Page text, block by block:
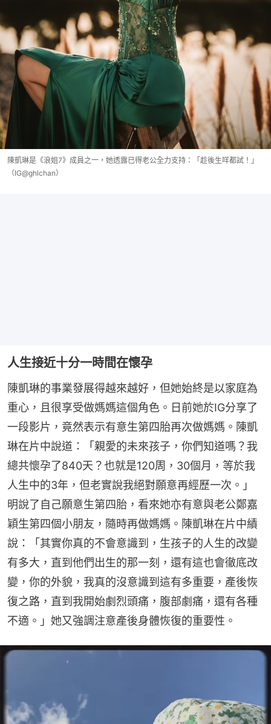
陳凱琳是《浪姐7》成員之一，她透露已得老公全力支持：「趁後生咩都試！」
（IG@ghlchan）
人生接近十分一時間在懷孕
陳凱琳的事業發展得越來越好，但她始終是以家庭為
重心，且很享受做媽媽這個角色。日前她於IG分享了
一段影片，竟然表示有意生第四胎再次做媽媽。陳凱
琳在片中說道：「親愛的未來孩子，你們知道嗎？我
總共懷孕了840天？也就是120周，30個月，等於我
人生中的3年，但老實說我絕對願意再經歷一次。」
明說了自己願意生第四胎，看來她亦有意與老公鄭嘉
穎生第四個小朋友，隨時再做媽媽。陳凱琳在片中績
說：「其實你真的不會意識到，生孩子的人生的改變
有多大，直到他們出生的那一刻，還有這也會徹底改
變，你的外貌，我真的沒意識到這有多重要，產後恢
復之路，直到我開始劇烈頭痛，腹部劇痛，還有各種
不適。」她又強調注意產後身體恢復的重要性。